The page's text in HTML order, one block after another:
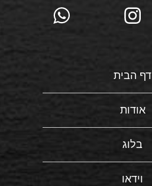
דף הבית
אודות
בלוג
וידאו